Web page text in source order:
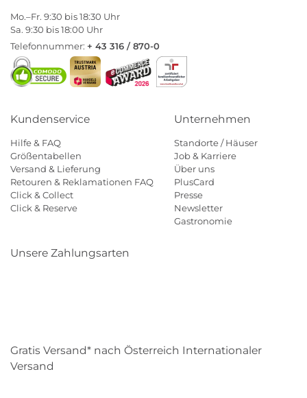
Mo.–Fr. 9:30 bis 18:30 Uhr
Sa. 9:30 bis 18:00 Uhr
Telefonnummer: + 43 316 / 870-0
Kundenservice
Hilfe & FAQ
Größentabellen
Versand & Lieferung
Retouren & Reklamationen FAQ
Click & Collect
Click & Reserve
Unternehmen
Standorte / Häuser
Job & Karriere
Über uns
PlusCard
Presse
Newsletter
Gastronomie
Unsere Zahlungsarten
Gratis Versand* nach Österreich Internationaler
Versand